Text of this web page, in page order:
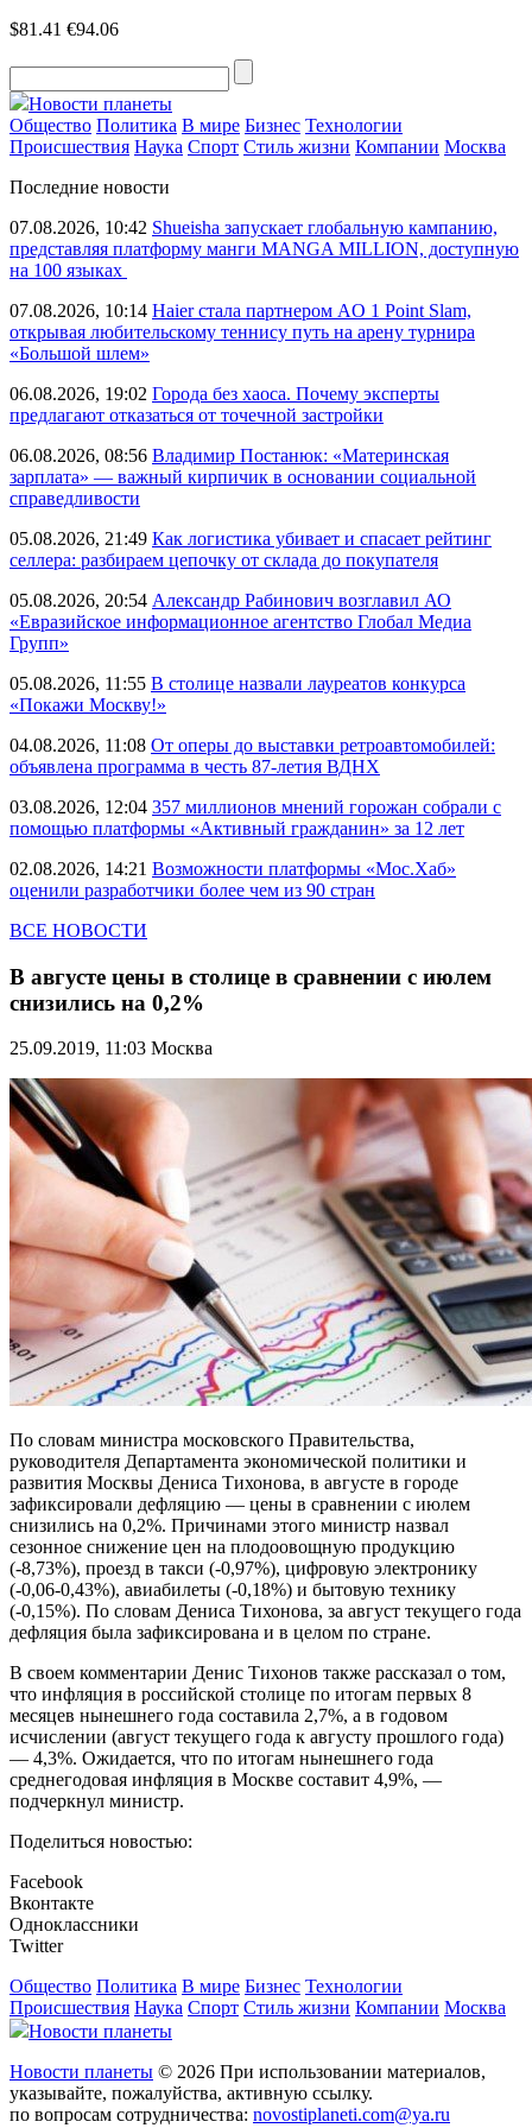
$81.41 €94.06
Новости планеты
Общество Политика В мире Бизнес Технологии
Происшествия Наука Спорт Стиль жизни Компании Москва
Последние новости
07.08.2026, 10:42 Shueisha запускает глобальную кампанию,
представляя платформу манги MANGA MILLION, доступную
на 100 языках
07.08.2026, 10:14 Haier стала партнером AO 1 Point Slam,
открывая любительскому теннису путь на арену турнира
«Большой шлем»
06.08.2026, 19:02 Города без хаоса. Почему эксперты
предлагают отказаться от точечной застройки
06.08.2026, 08:56 Владимир Постанюк: «Материнская
зарплата» — важный кирпичик в основании социальной
справедливости
05.08.2026, 21:49 Как логистика убивает и спасает рейтинг
селлера: разбираем цепочку от склада до покупателя
05.08.2026, 20:54 Александр Рабинович возглавил АО
«Евразийское информационное агентство Глобал Медиа
Групп»
05.08.2026, 11:55 В столице назвали лауреатов конкурса
«Покажи Москву!»
04.08.2026, 11:08 От оперы до выставки ретроавтомобилей:
объявлена программа в честь 87-летия ВДНХ
03.08.2026, 12:04 357 миллионов мнений горожан собрали с
помощью платформы «Активный гражданин» за 12 лет
02.08.2026, 14:21 Возможности платформы «Мос.Хаб»
оценили разработчики более чем из 90 стран
ВСЕ НОВОСТИ
В августе цены в столице в сравнении с июлем
снизились на 0,2%
25.09.2019, 11:03 Москва
По словам министра московского Правительства,
руководителя Департамента экономической политики и
развития Москвы Дениса Тихонова, в августе в городе
зафиксировали дефляцию — цены в сравнении с июлем
снизились на 0,2%. Причинами этого министр назвал
сезонное снижение цен на плодоовощную продукцию
(-8,73%), проезд в такси (-0,97%), цифровую электронику
(-0,06-0,43%), авиабилеты (-0,18%) и бытовую технику
(-0,15%). По словам Дениса Тихонова, за август текущего года
дефляция была зафиксирована и в целом по стране.
В своем комментарии Денис Тихонов также рассказал о том,
что инфляция в российской столице по итогам первых 8
месяцев нынешнего года составила 2,7%, а в годовом
исчислении (август текущего года к августу прошлого года)
— 4,3%. Ожидается, что по итогам нынешнего года
среднегодовая инфляция в Москве составит 4,9%, —
подчеркнул министр.
Поделиться новостью:
Facebook
Вконтакте
Одноклассники
Twitter
Общество Политика В мире Бизнес Технологии
Происшествия Наука Спорт Стиль жизни Компании Москва
Новости планеты
Новости планеты © 2026 При использовании материалов,
указывайте, пожалуйства, активную ссылку.
по вопросам сотрудничества: novostiplaneti.com@ya.ru